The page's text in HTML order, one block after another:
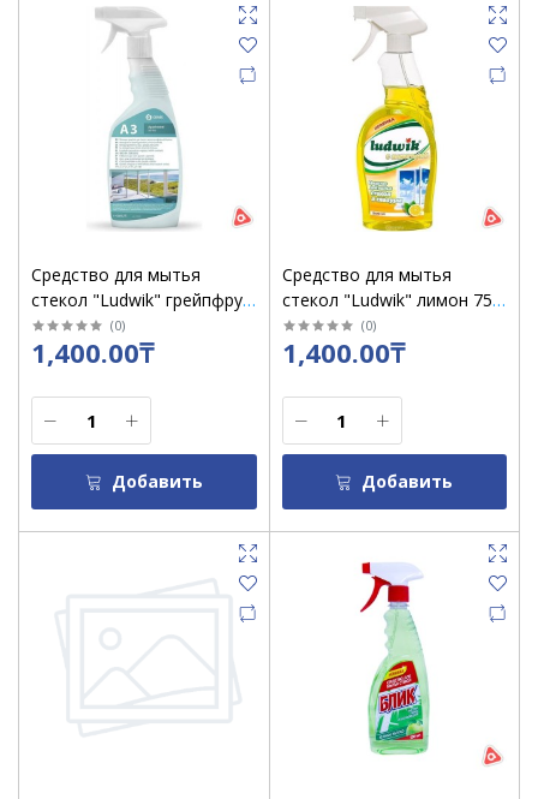
Средство для мытья
стекол "Ludwik" грейпфрут
750 мл /кор 6 шт
(0)
1,400.00₸
Добавить
Средство для мытья
стекол "Ludwik" лимон 750
мл /кор 6 шт
(0)
1,400.00₸
Добавить